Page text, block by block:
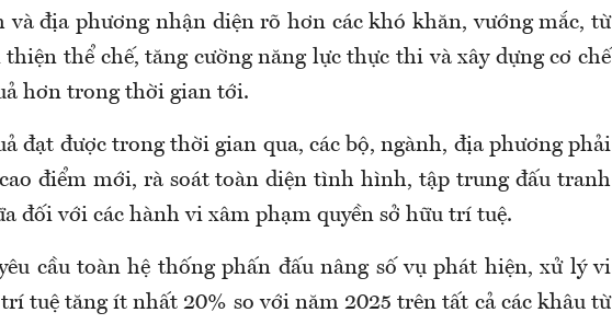
và địa phương nhận diện rõ hơn các khó khăn, vướng mắc, từ
thể chế, tăng cường năng lực thực thi và xây dựng cơ chế
hơn trong thời gian tới.
đạt được trong thời gian qua, các bộ, ngành, địa phương phải
điểm mới, rà soát toàn diện tình hình, tập trung đấu tranh
đối với các hành vi xâm phạm quyền sở hữu trí tuệ.
cầu toàn hệ thống phấn đấu nâng số vụ phát hiện, xử lý vi
tuệ tăng ít nhất 20% so với năm 2025 trên tất cả các khâu từ